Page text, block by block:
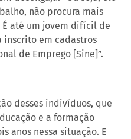
não procura mais
É até um jovem difícil de
inscrito em cadastros
de Emprego [Sine]”.
desses indivíduos, que
e a formação
anos nessa situação. E